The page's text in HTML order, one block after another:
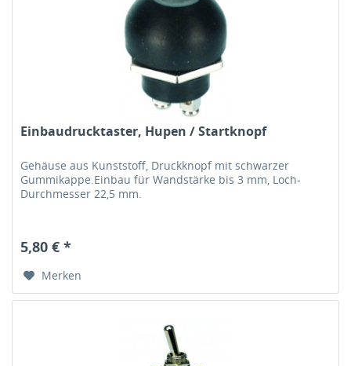
Einbaudrucktaster, Hupen / Startknopf
Gehäuse aus Kunststoff, Druckknopf mit schwarzer
Gummikappe.Einbau für Wandstärke bis 3 mm, Loch-
Durchmesser 22,5 mm.
5,80 € *
Merken